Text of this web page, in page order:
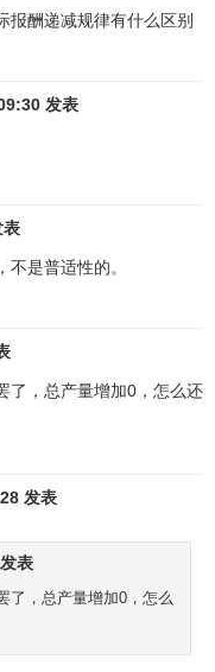
报酬递减规律有什么区别
发表
表
是普适性的。
了，总产量增加0，怎么还
发表
表
了，总产量增加0，怎么